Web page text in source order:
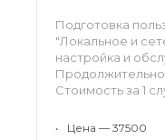
Подготовка
"Локальное и
настройка и
Стоимость за 1
• Цена — 37500